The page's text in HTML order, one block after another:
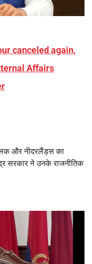
canceled again,
Affairs
और नीदरलैंड्स का
सरकार ने उनके राजनीतिक